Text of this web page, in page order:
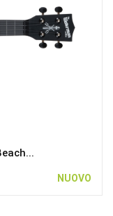
NUOVO